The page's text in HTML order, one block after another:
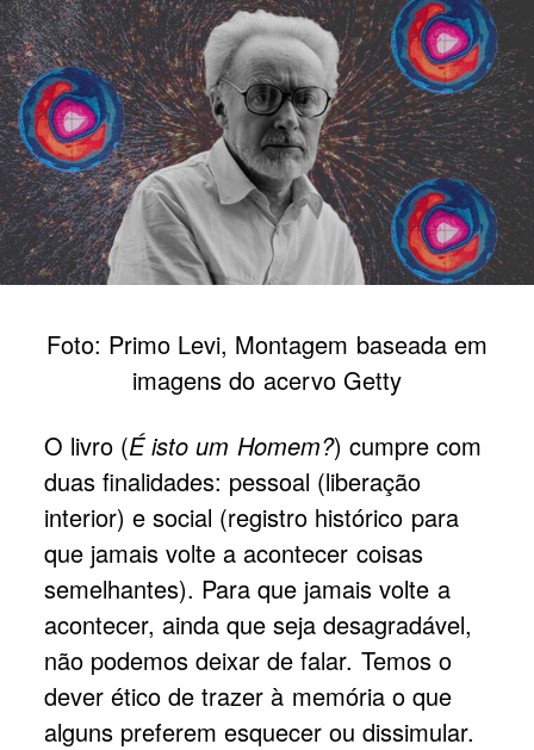
Foto: Primo Levi, Montagem baseada em
imagens do acervo Getty
O livro (É isto um Homem?) cumpre com
duas finalidades: pessoal (liberação
interior) e social (registro histórico para
que jamais volte a acontecer coisas
semelhantes). Para que jamais volte a
acontecer, ainda que seja desagradável,
não podemos deixar de falar. Temos o
dever ético de trazer à memória o que
alguns preferem esquecer ou dissimular.